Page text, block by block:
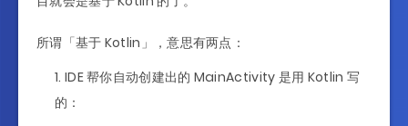
所谓「基于 Kotlin」，意思有两点：
IDE 帮你自动创建出的 MainActivity 是用 Kotlin 写
的：